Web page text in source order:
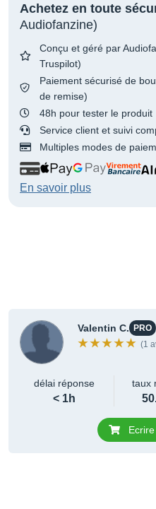
Achetez en toute
Audiofanzine)
Conçu et géré par
Truspilot)
Paiement sécurisé de
de remise)
48h pour tester le produit
Service client et suivi
Multiples modes de
En savoir plus
Valentin C. PRO
(1
délai réponse
< 1h
taux
Ecrire